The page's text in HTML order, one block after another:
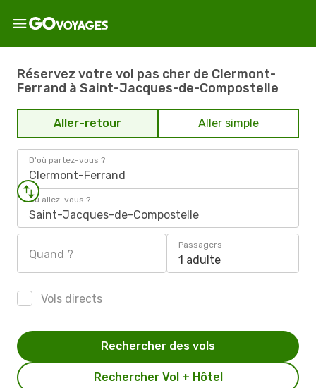
Réservez votre vol pas cher de Clermont-
Ferrand à Saint-Jacques-de-Compostelle
Aller-retour Aller simple
D'où partez-vous ?
Clermont-Ferrand
Où allez-vous ?
Saint-Jacques-de-Compostelle
Quand ?
Passagers
1 adulte
Vols directs
Rechercher Vol + Hôtel
Rechercher des vols